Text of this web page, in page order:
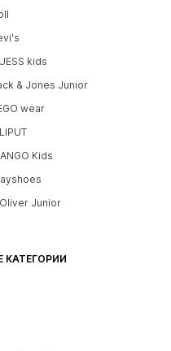
kids
& Jones Junior
wear
Kids
Junior
КАТЕГОРИИ